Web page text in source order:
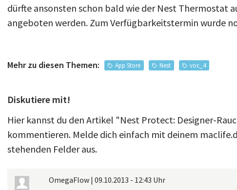
dürfte ansonsten schon bald wie der Nest Thermostat
angeboten werden. Zum Verfügbarkeitstermin wurde
Mehr zu diesen Themen: App Store Nest voc_4
Diskutiere mit!
Hier kannst du den Artikel "Nest Protect: Designer-
kommentieren. Melde dich einfach mit deinem
stehenden Felder aus.
OmegaFlow | 09.10.2013 - 12:43 Uhr